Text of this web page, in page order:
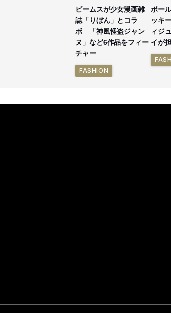
ビームスが少女漫画雑
誌「りぼん」とコラ
ボ 「神風怪盗ジャン
ヌ」など6作品をフィー
チャー
FASHION
ポー
ッキ
ィジ
イが